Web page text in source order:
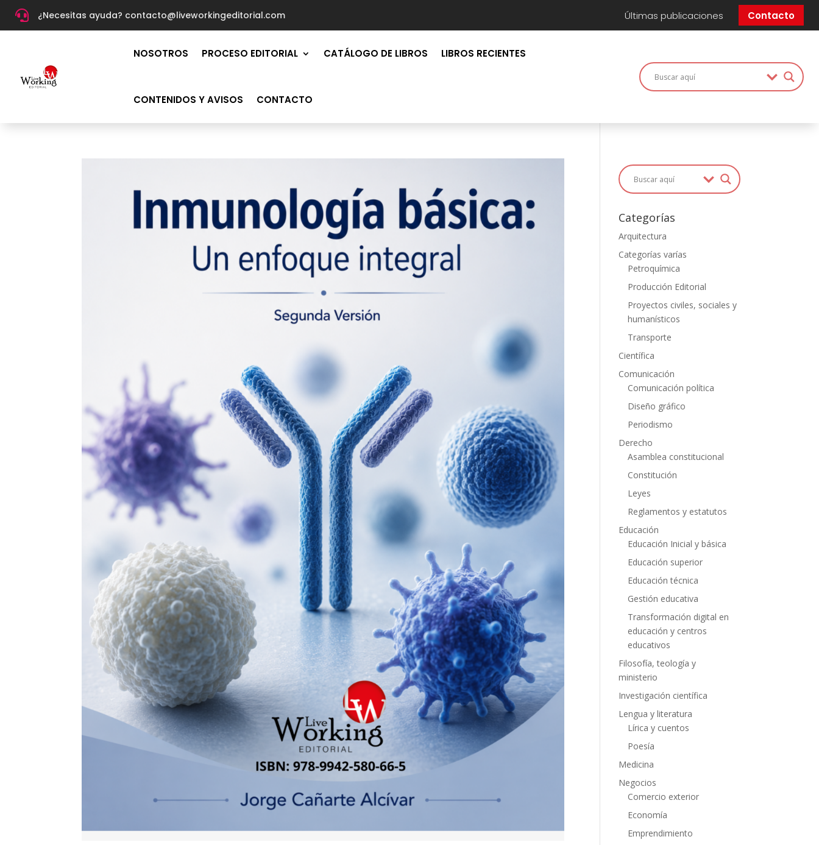
 ¿Necesitas ayuda? contacto@liveworkingeditorial.com Últimas publicaciones Contacto
NOSOTROS PROCESO EDITORIAL CATÁLOGO DE LIBROS LIBROS RECIENTES
CONTENIDOS Y AVISOS CONTACTO
Categorías
Arquitectura
Categorías varías
Petroquímica
Producción Editorial
Proyectos civiles, sociales y
humanísticos
Transporte
Científica
Comunicación
Comunicación política
Diseño gráfico
Periodismo
Derecho
Asamblea constitucional
Constitución
Leyes
Reglamentos y estatutos
Educación
Educación Inicial y básica
Educación superior
Educación técnica
Gestión educativa
Transformación digital en
educación y centros
educativos
Filosofía, teología y
ministerio
Investigación científica
Lengua y literatura
Lírica y cuentos
Poesía
Medicina
Negocios
Comercio exterior
Economía
Emprendimiento